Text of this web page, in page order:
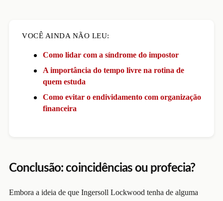
VOCÊ AINDA NÃO LEU:
Como lidar com a síndrome do impostor
A importância do tempo livre na rotina de
quem estuda
Como evitar o endividamento com organização
financeira
Conclusão: coincidências ou profecia?
Embora a ideia de que Ingersoll Lockwood tenha de alguma